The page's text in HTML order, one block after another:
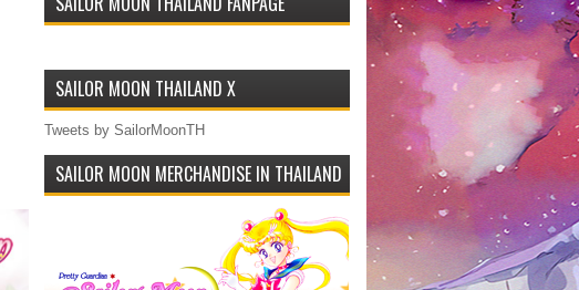
SAILOR MOON THAILAND X
Tweets by SailorMoonTH
SAILOR MOON MERCHANDISE IN THAILAND